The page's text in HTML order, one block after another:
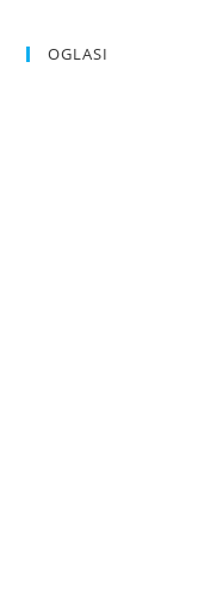
OGLASI